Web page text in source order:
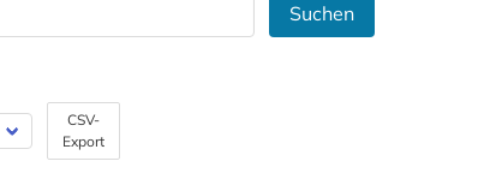
Suchen
CSV-
Export